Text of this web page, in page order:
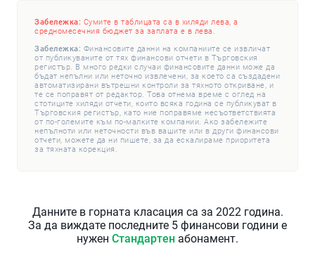
Забележка: Сумите в таблицата са в хиляди лева, а
средномесечния бюджет за заплата е в лева.
Забележка: Финансовите данни на компаниите се извличат
от публикуваните от тях финансови отчети в Търговския
регистър. В много редки случаи финансовите данни може да
бъдат непълни или неточно извлечени, за което са създадени
автоматизирани вътрешни контроли за тяхното откриване, и
те се поправят от редактор. Това отнема време с оглед на
стотиците хиляди отчети, които всяка година се публикуват в
Търговския регистър, като ние поправяме несъответствията
от по-големите към по-малките компании. Ако забележите
непълноти или неточности във вашите или в други финансови
отчети, можете да ни пишете, за да ескалираме приоритета
за тяхната корекция.
Данните в горната класация са за 2022 година.
За да виждате последните 5 финансови години е
нужен Стандартен абонамент.